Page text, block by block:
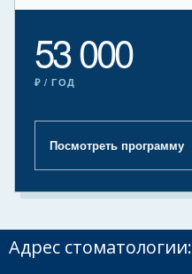
53 000
₽ / ГОД
Посмотреть программу
Адрес стоматологии: